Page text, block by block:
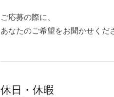
ご応募の際に、
あなたのご希望をお聞かせくだ
休日・休暇